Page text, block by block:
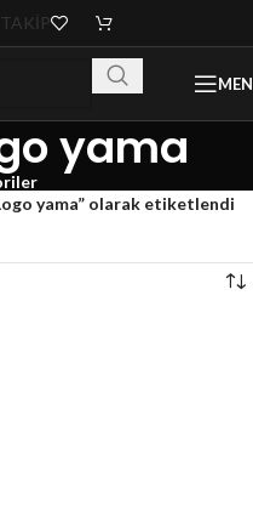
yama
yama” olarak etiketlendi